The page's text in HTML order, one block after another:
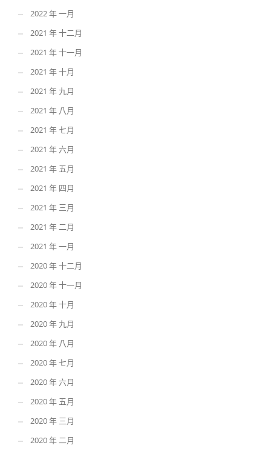
2022 年 一月
2021 年 十二月
2021 年 十一月
2021 年 十月
2021 年 九月
2021 年 八月
2021 年 七月
2021 年 六月
2021 年 五月
2021 年 四月
2021 年 三月
2021 年 二月
2021 年 一月
2020 年 十二月
2020 年 十一月
2020 年 十月
2020 年 九月
2020 年 八月
2020 年 七月
2020 年 六月
2020 年 五月
2020 年 三月
2020 年 二月